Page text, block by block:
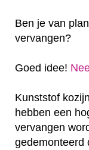
Ben je van
vervangen?
Goed idee!
Kunststof
hebben een
vervangen
gedemonteerd